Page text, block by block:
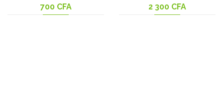
700 CFA 2 300 CFA